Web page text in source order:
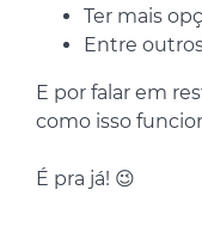
Ter mais
Entre
E por falar em
como isso
É pra já! 😉